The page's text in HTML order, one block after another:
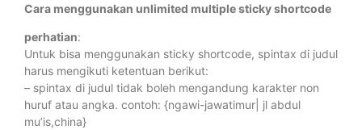
Cara menggunakan unlimited multiple sticky shortcode
perhatian:
Untuk bisa menggunakan sticky shortcode, spintax di judul
harus mengikuti ketentuan berikut:
– spintax di judul tidak boleh mengandung karakter non
huruf atau angka. contoh: {ngawi-jawatimur| jl abdul
mu’is,china}